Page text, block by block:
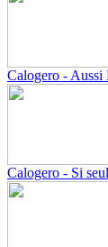
Calogero -
Calogero - Si